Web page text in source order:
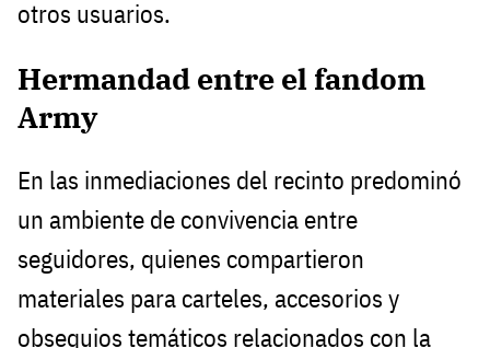
otros usuarios.
Hermandad entre el fandom
Army
En las inmediaciones del recinto predominó
un ambiente de convivencia entre
seguidores, quienes compartieron
materiales para carteles, accesorios y
obsequios temáticos relacionados con la